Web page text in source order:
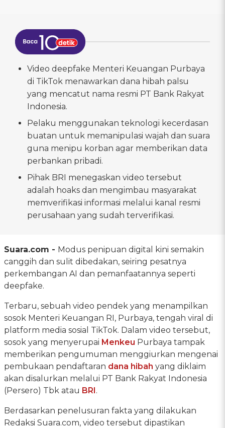
Video deepfake Menteri Keuangan Purbaya
di TikTok menawarkan dana hibah palsu
yang mencatut nama resmi PT Bank Rakyat
Indonesia.
Pelaku menggunakan teknologi kecerdasan
buatan untuk memanipulasi wajah dan suara
guna menipu korban agar memberikan data
perbankan pribadi.
Pihak BRI menegaskan video tersebut
adalah hoaks dan mengimbau masyarakat
memverifikasi informasi melalui kanal resmi
perusahaan yang sudah terverifikasi.
Suara.com - Modus penipuan digital kini semakin
canggih dan sulit dibedakan, seiring pesatnya
perkembangan AI dan pemanfaatannya seperti
deepfake.
Terbaru, sebuah video pendek yang menampilkan
sosok Menteri Keuangan RI, Purbaya, tengah viral di
platform media sosial TikTok. Dalam video tersebut,
sosok yang menyerupai Menkeu Purbaya tampak
memberikan pengumuman menggiurkan mengenai
pembukaan pendaftaran dana hibah yang diklaim
akan disalurkan melalui PT Bank Rakyat Indonesia
(Persero) Tbk atau BRI.
Berdasarkan penelusuran fakta yang dilakukan
Redaksi Suara.com, video tersebut dipastikan